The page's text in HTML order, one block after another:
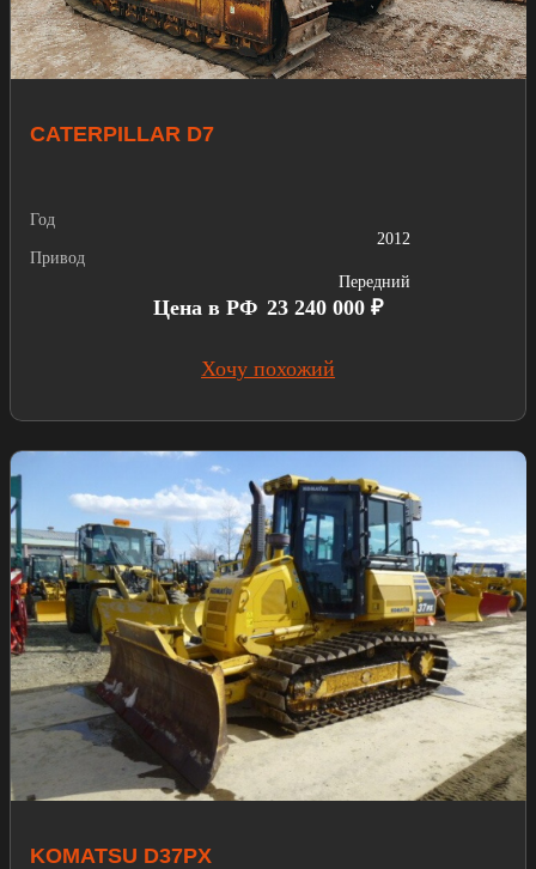
CATERPILLAR D7
Год
2012
Привод
Передний
Цена в РФ 23 240 000 ₽
Хочу похожий
KOMATSU D37PX